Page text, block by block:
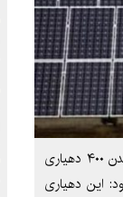
خبرنگار: زینب ظهیری/مدیرکل دفتر امور روستایی استانداری اصفهان از مجهز شدن ۴۰۰ دهیاری
این دهیاری